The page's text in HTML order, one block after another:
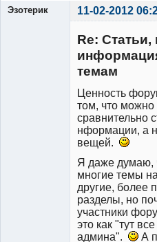
Эзотерик 11-02-2012
Re: Статьи,
темам
Ценность
том, что можно
сравнительно
нформации, а
вещей.
Я даже думаю,
многие темы
другие, более
разделы, но
участники
это как "тут
админа".
А